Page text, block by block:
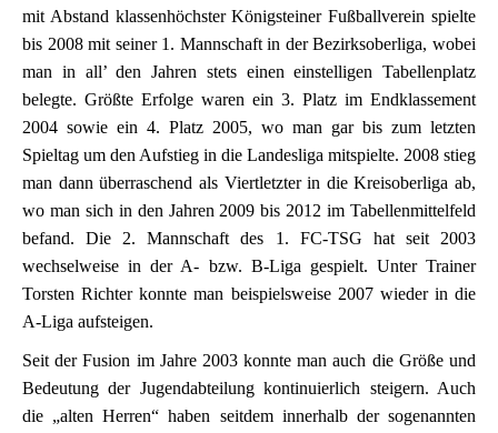
mit Abstand klassenhöchster Königsteiner Fußballverein spielte
bis 2008 mit seiner 1. Mannschaft in der Bezirksoberliga, wobei
man in all’ den Jahren stets einen einstelligen Tabellenplatz
belegte. Größte Erfolge waren ein 3. Platz im Endklassement
2004 sowie ein 4. Platz 2005, wo man gar bis zum letzten
Spieltag um den Aufstieg in die Landesliga mitspielte. 2008 stieg
man dann überraschend als Viertletzter in die Kreisoberliga ab,
wo man sich in den Jahren 2009 bis 2012 im Tabellenmittelfeld
befand. Die 2. Mannschaft des 1. FC-TSG hat seit 2003
wechselweise in der A- bzw. B-Liga gespielt. Unter Trainer
Torsten Richter konnte man beispielsweise 2007 wieder in die
A-Liga aufsteigen.
Seit der Fusion im Jahre 2003 konnte man auch die Größe und
Bedeutung der Jugendabteilung kontinuierlich steigern. Auch
die „alten Herren“ haben seitdem innerhalb der sogenannten